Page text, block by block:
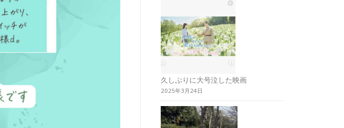
久しぶりに大号泣した映画
2025年3月24日